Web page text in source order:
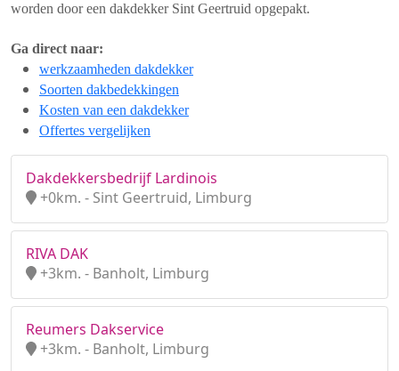
worden door een dakdekker Sint Geertruid opgepakt.
Ga direct naar:
werkzaamheden dakdekker
Soorten dakbedekkingen
Kosten van een dakdekker
Offertes vergelijken
Dakdekkersbedrijf Lardinois
+0km. - Sint Geertruid, Limburg
RIVA DAK
+3km. - Banholt, Limburg
Reumers Dakservice
+3km. - Banholt, Limburg